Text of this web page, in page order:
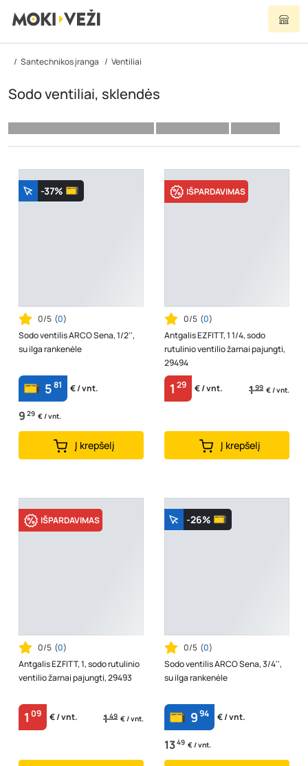
Santechnikos įranga Ventiliai
Sodo ventiliai, sklendės
-37%
0/5 (0)
Sodo ventilis ARCO Sena, 1/2'',
su ilga rankenėle
581 € / vnt.
9 29 € / vnt.
Į krepšelį
IŠPARDAVIMAS
0/5 (0)
Antgalis EZFITT, 1 1/4, sodo
rutulinio ventilio žarnai pajungti,
29494
1 29 € / vnt. 199 € / vnt.
Į krepšelį
IŠPARDAVIMAS
0/5 (0)
Antgalis EZFITT, 1, sodo rutulinio
ventilio žarnai pajungti, 29493
1 09 € / vnt. 149 € / vnt.
-26%
0/5 (0)
Sodo ventilis ARCO Sena, 3/4'',
su ilga rankenėle
994 € / vnt.
1349 € / vnt.